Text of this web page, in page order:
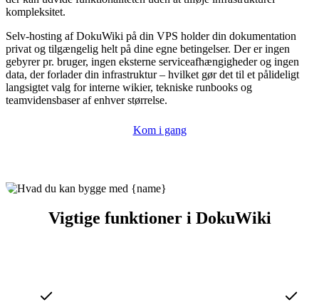
kompleksitet.
Selv-hosting af DokuWiki på din VPS holder din dokumentation
privat og tilgængelig helt på dine egne betingelser. Der er ingen
gebyrer pr. bruger, ingen eksterne serviceafhængigheder og ingen
data, der forlader din infrastruktur – hvilket gør det til et pålideligt
langsigtet valg for interne wikier, tekniske runbooks og
teamvidensbaser af enhver størrelse.
Kom i gang
Vigtige funktioner i DokuWiki